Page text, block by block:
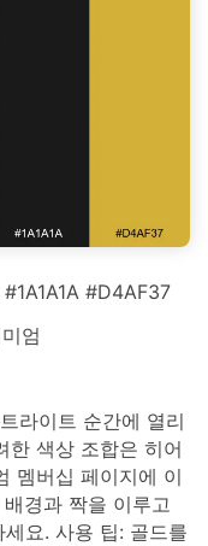
#D4AF37
엄
라이트 순간에 열리
한 색상 조합은 히어
멤버십 페이지에 이
경과 짝을 이루고
요. 사용 팁: 골드를